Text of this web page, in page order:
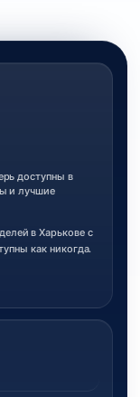
доступны в
и лучшие
в Харькове с
как никогда.